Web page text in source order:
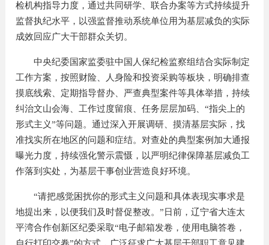
检机构指导力度，通过共同研学、联合办案等方式持续提升
监督执纪水平，以强监督推动系统单位用为基层减负的实际
成效回应广大干部群众关切。
中央纪委国家监委驻中国人保纪检监察组结合实际制定
工作方案，按照财险、人身险和投资采购等板块，明确排查
摸底线索、定期指导督办、严查典型案件等具体举措，持续
纠治文山会海、工作过度留痕、任务层层加码、“指尖上的
形式主义”等问题。通过深入开展调研、摸清基层实际，找
准找实所在地区的问题和症结。对查处的典型案例加大通报
曝光力度，持续强化警示震慑，以严明纪律保障基层减负工
作落到实处，为基层干事创业营造良好环境。
“请把感觉困扰你的形式主义问题和具体表现实事求是
地提出来，以便我们及时督促整改。”日前，辽宁省大连太
平湾合作创新区纪委采取“电子邮箱发卷，使用电脑答卷，